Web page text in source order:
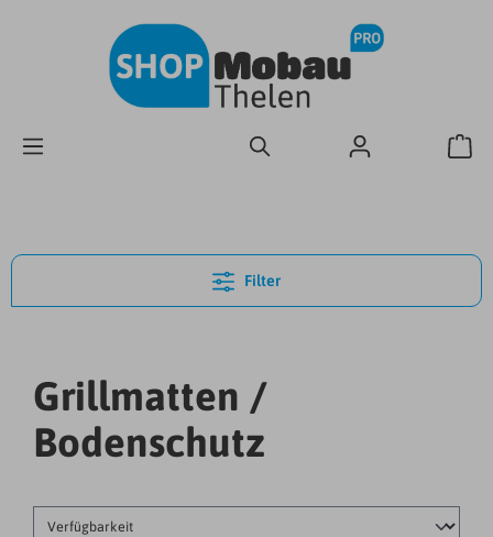
Filter
Grillmatten /
Bodenschutz